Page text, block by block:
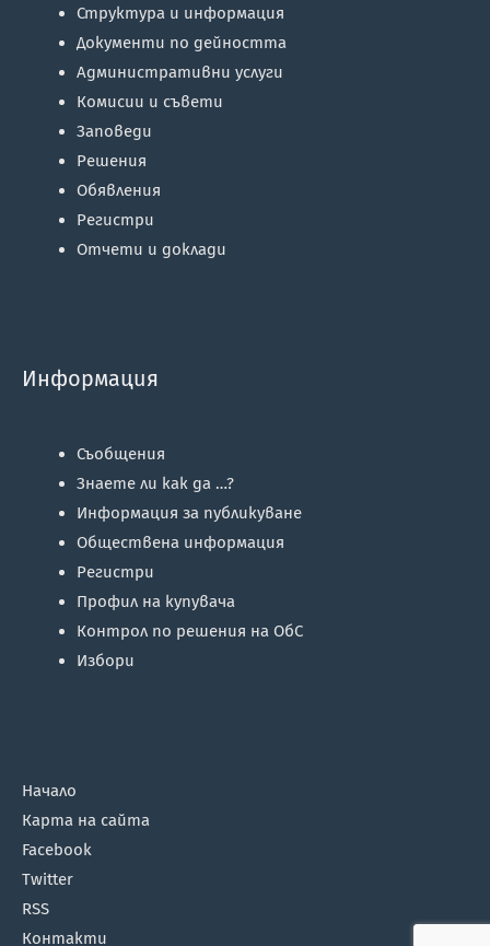
Структура и информация
Документи по дейността
Административни услуги
Комисии и съвети
Заповеди
Решения
Обявления
Регистри
Отчети и доклади
Информация
Съобщения
Знаете ли как да …?
Информация за публикуване
Обществена информация
Регистри
Профил на купувача
Контрол по решения на ОбС
Избори
Начало
Карта на сайта
Facebook
Twitter
RSS
Контакти